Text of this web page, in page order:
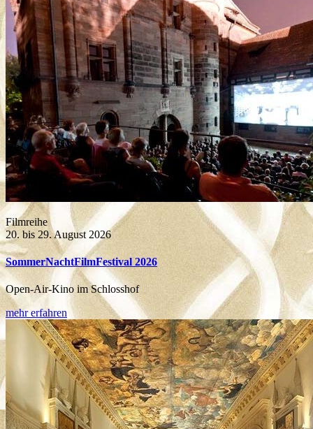
Filmreihe
20. bis 29. August 2026
SommerNachtFilmFestival 2026
Open-Air-Kino im Schlosshof
mehr erfahren